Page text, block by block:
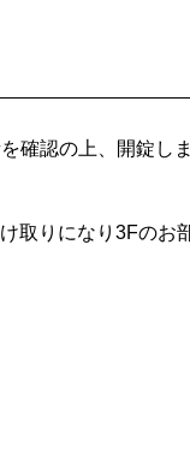
確認の上、開錠し
取りになり3Fのお